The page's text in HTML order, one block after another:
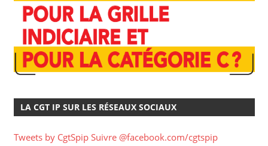
LA CGT IP SUR LES RÉSEAUX SOCIAUX
Tweets by CgtSpip Suivre @facebook.com/cgtspip